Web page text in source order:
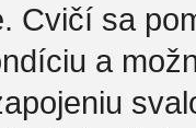
Cvičí sa
a